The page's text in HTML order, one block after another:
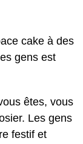
cake à des
gens est
êtes, vous
Les gens
festif et